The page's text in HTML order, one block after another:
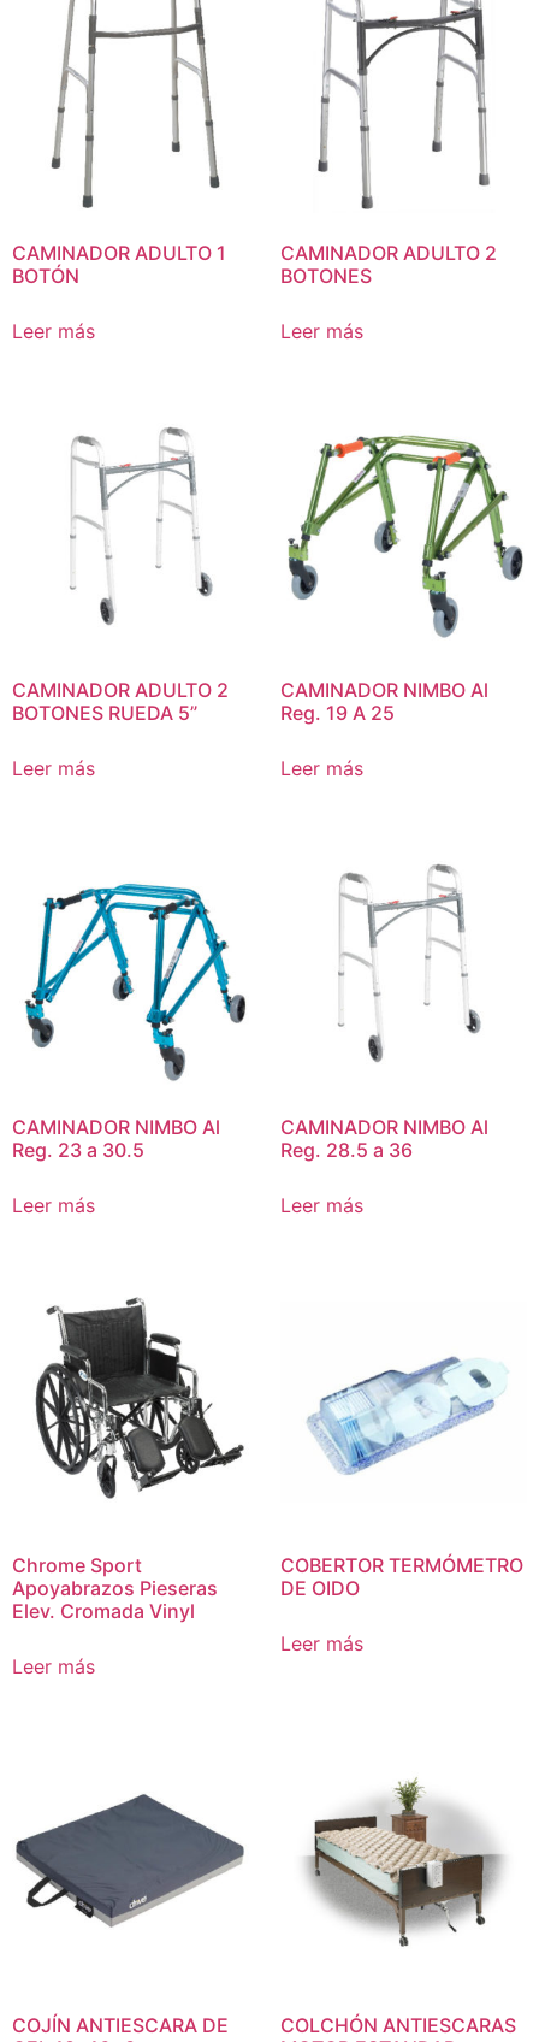
CAMINADOR ADULTO 1
BOTÓN
Leer más
CAMINADOR ADULTO 2
BOTONES
Leer más
CAMINADOR ADULTO 2
BOTONES RUEDA 5”
Leer más
CAMINADOR NIMBO Al
Reg. 19 A 25
Leer más
CAMINADOR NIMBO Al
Reg. 23 a 30.5
Leer más
CAMINADOR NIMBO Al
Reg. 28.5 a 36
Leer más
Chrome Sport
Apoyabrazos Pieseras
Elev. Cromada Vinyl
Leer más
COBERTOR TERMÓMETRO
DE OIDO
Leer más
COJÍN ANTIESCARA DE
COLCHÓN ANTIESCARAS